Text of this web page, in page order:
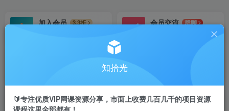
加入会员
3.3折
会员交流
群聊
知拾光
🔰专注优质VIP网课资源分享，市面上收费几百几千的项目资源
课程这里全部都有！